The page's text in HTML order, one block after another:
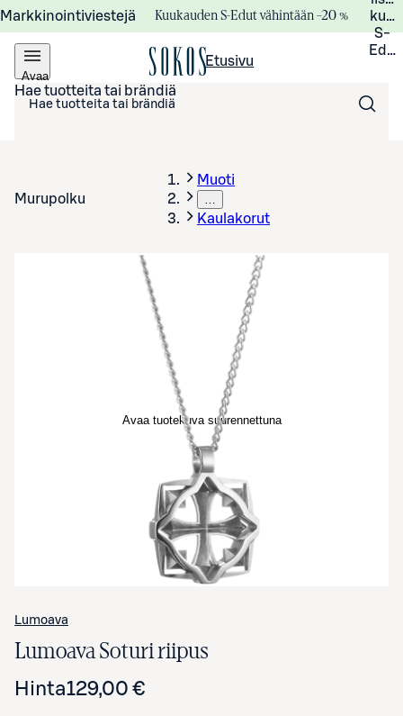
Markkinointiviestejä Kuukauden S-Edut vähintään –20 %
S-
Avaa
valikko
Etusivu
Hae tuotteita tai brändiä
Murupolku
Muoti
…
Kaulakorut
Avaa tuotekuva suurennettuna
Lumoava
Lumoava Soturi riipus
Hinta129,00 €